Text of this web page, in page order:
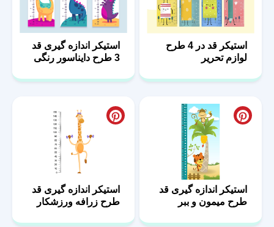
استیکر قد در 4 طرح
لوازم تحریر
استیکر اندازه گیری قد
3 طرح دایناسور رنگی
استیکر اندازه گیری قد
طرح میمون و ببر
استیکر اندازه گیری قد
طرح زرافه ورزشکار